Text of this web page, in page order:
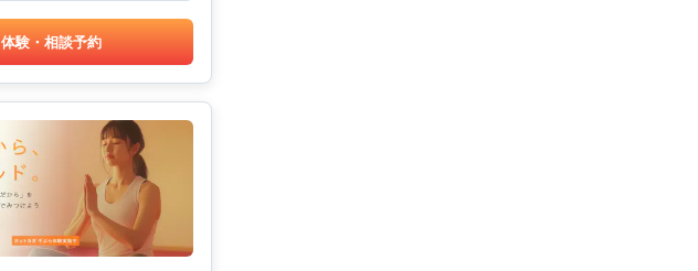
体験・相談予約